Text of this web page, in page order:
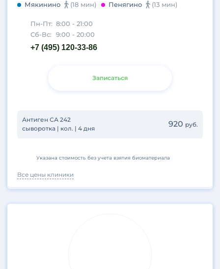
Мякинино (18 мин) Пенягино (13 мин)
Пн-Пт: 8:00 - 21:00
Сб-Вс: 9:00 - 20:00
+7 (495) 120-33-86
Записаться
Антиген СА 242
сыворотка | кол. | 4 дня
920 руб.
Все цены клиники
Указана стоимость без учета взятия биоматериала